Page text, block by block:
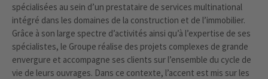
spécialisées au sein d’un prestataire de services multinational
intégré dans les domaines de la construction et de l’immobilier.
Grâce à son large spectre d’activités ainsi qu’à l’expertise de ses
spécialistes, le Groupe réalise des projets complexes de grande
envergure et accompagne ses clients sur l’ensemble du cycle de
vie de leurs ouvrages. Dans ce contexte, l’accent est mis sur les